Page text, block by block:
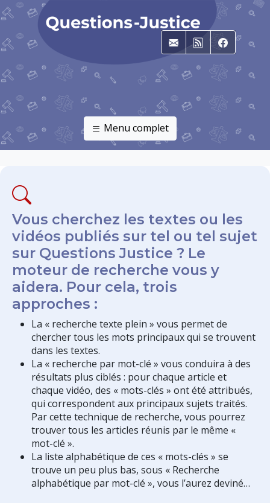
E-mailRSS
Menu complet
Vous cherchez les textes ou les
vidéos publiés sur tel ou tel sujet
sur Questions Justice ? Le
moteur de recherche vous y
aidera. Pour cela, trois
approches :
La « recherche texte plein » vous permet de
chercher tous les mots principaux qui se trouvent
dans les textes.
La « recherche par mot-clé » vous conduira à des
résultats plus ciblés : pour chaque article et
chaque vidéo, des « mots-clés » ont été attribués,
qui correspondent aux principaux sujets traités.
Par cette technique de recherche, vous pourrez
trouver tous les articles réunis par le même «
mot-clé ».
La liste alphabétique de ces « mots-clés » se
trouve un peu plus bas, sous « Recherche
alphabétique par mot-clé », vous l’aurez deviné…